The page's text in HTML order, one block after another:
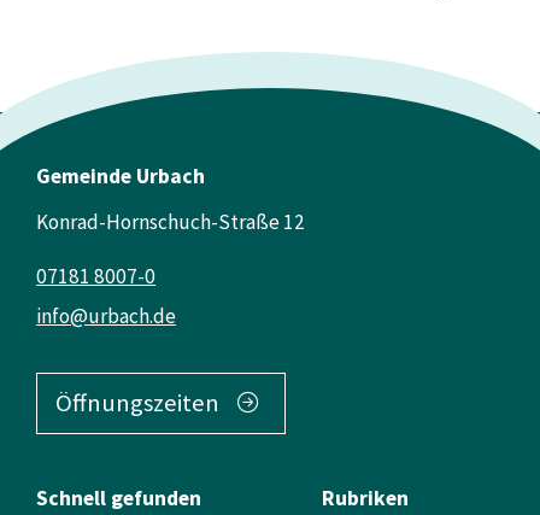
Gemeinde Urbach
Konrad-Hornschuch-Straße 12
info@urbach.de
07181 8007-0
Öffnungszeiten
Schnell gefunden Rubriken